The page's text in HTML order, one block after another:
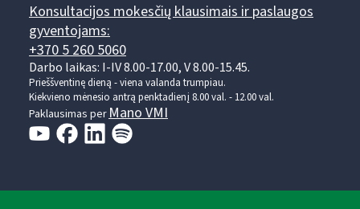
Konsultacijos mokesčių klausimais ir paslaugos
gyventojams:
+370 5 260 5060
Darbo laikas: I-IV 8.00-17.00, V 8.00-15.45.
Prieššventinę dieną - viena valanda trumpiau.
Kiekvieno mėnesio antrą penktadienį 8.00 val. - 12.00 val.
Paklausimas per Mano VMI